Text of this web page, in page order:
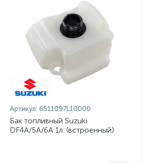
Артикул: 6511097L10000
Бак топливный Suzuki
DF4A/5A/6A 1л. (встроенный)